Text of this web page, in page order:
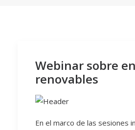
Webinar sobre
renovables
En el marco de las sesiones